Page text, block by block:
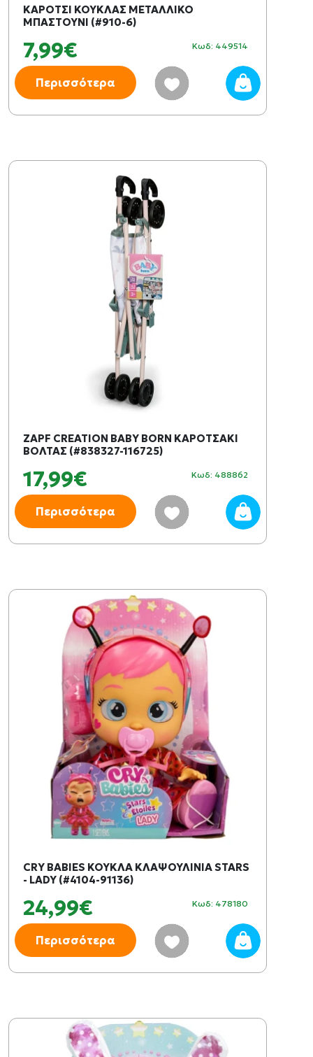
ΚΑΡΟΤΣΙ ΚΟΥΚΛΑΣ ΜΕΤΑΛΛΙΚΟ
ΜΠΑΣΤΟΥΝΙ (#910-6)
7,99€ Κωδ: 449514
Περισσότερα
ZAPF CREATION BABY BORN ΚΑΡΟΤΣΑΚΙ
ΒΟΛΤΑΣ (#838327-116725)
17,99€ Κωδ: 488862
Περισσότερα
CRY BABIES ΚΟΥΚΛΑ ΚΛΑΨΟΥΛΙΝΙΑ STARS
- LADY (#4104-91136)
24,99€ Κωδ: 478180
Περισσότερα